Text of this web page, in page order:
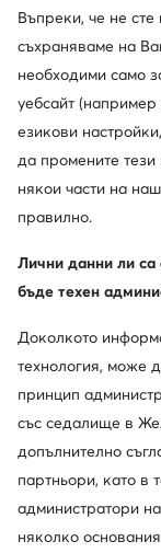
още 35% Код:
Промоция
Champion
Редовна цена 18,41 €-
Въпреки, че не
съхраняваме на
необходими само
уебсайт
езикови
да промените тези
някои части на
правилно.
Лични данни ли
бъде техен
Доколкото
технология, може
принцип
със седалище в
допълнително
партньори, като в
администратори
няколко